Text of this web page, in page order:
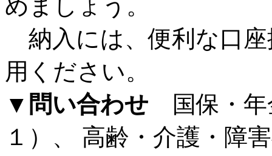
めましょう。
納入には、便利な口
用ください。
▼問い合わせ 国保・年
１）、 高齢・介護・障